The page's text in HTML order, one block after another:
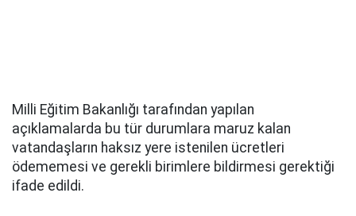
Milli Eğitim Bakanlığı tarafından yapılan
açıklamalarda bu tür durumlara maruz kalan
vatandaşların haksız yere istenilen ücretleri
ödememesi ve gerekli birimlere bildirmesi gerektiği
ifade edildi.